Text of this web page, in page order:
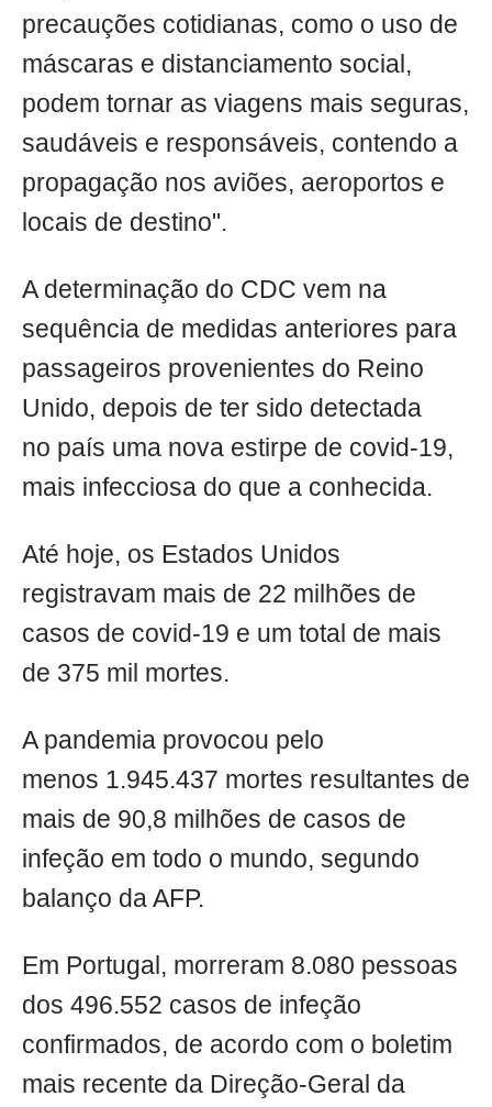
precauções cotidianas, como o uso de
máscaras e distanciamento social,
podem tornar as viagens mais seguras,
saudáveis e responsáveis, contendo a
propagação nos aviões, aeroportos e
locais de destino".
A determinação do CDC vem na
sequência de medidas anteriores para
passageiros provenientes do Reino
Unido, depois de ter sido detectada
no país uma nova estirpe de covid-19,
mais infecciosa do que a conhecida.
Até hoje, os Estados Unidos
registravam mais de 22 milhões de
casos de covid-19 e um total de mais
de 375 mil mortes.
A pandemia provocou pelo
menos 1.945.437 mortes resultantes de
mais de 90,8 milhões de casos de
infeção em todo o mundo, segundo
balanço da AFP.
Em Portugal, morreram 8.080 pessoas
dos 496.552 casos de infeção
confirmados, de acordo com o boletim
mais recente da Direção-Geral da